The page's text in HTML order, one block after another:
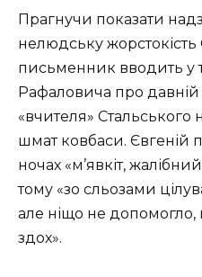
Прагнучи показати
нелюдську жорстокість
письменник вводить у
Рафаловича про
«вчителя»
шмат ковбаси. Євгеній
ночах «м’явкіт,
тому «зо сльозами
але ніщо не допомогло,
здох».